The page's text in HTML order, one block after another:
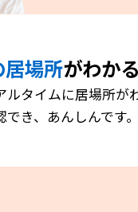
場所がわかる
ルタイムに居場所が
き、あんしんです。